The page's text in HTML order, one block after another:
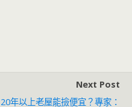
Next Post
20年以上老屋能撿便宜？專家：